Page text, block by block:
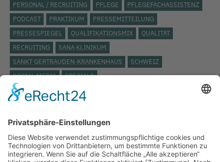
PERSONAL / RECRUITING
PFLEGE
PFLEGEFACHASSISTENZ
PODCAST
PRAKTIKUM
PRESSEMITTEILUNG
PRESSESPIEGEL
QUALIFIKATIONSMIX
QUALITÄT
RECRUITING
SANA KLINIKUM
SANKT GERTRAUDEN-KRANKENHAUS
SCHWEIZ
SOCIAL MEDIA
SPECIALS
STÄDTISCHES KLINIKUM LÜNEBURG
UKB
UKRAINE
VERANSTALTUNG
VERBAND DER ERSATZKASSEN
VEREINBARKEIT
VIDEO
VIELFALT
VIVANTES WEITERBILDUNG
WERTSCHÄTZUNG